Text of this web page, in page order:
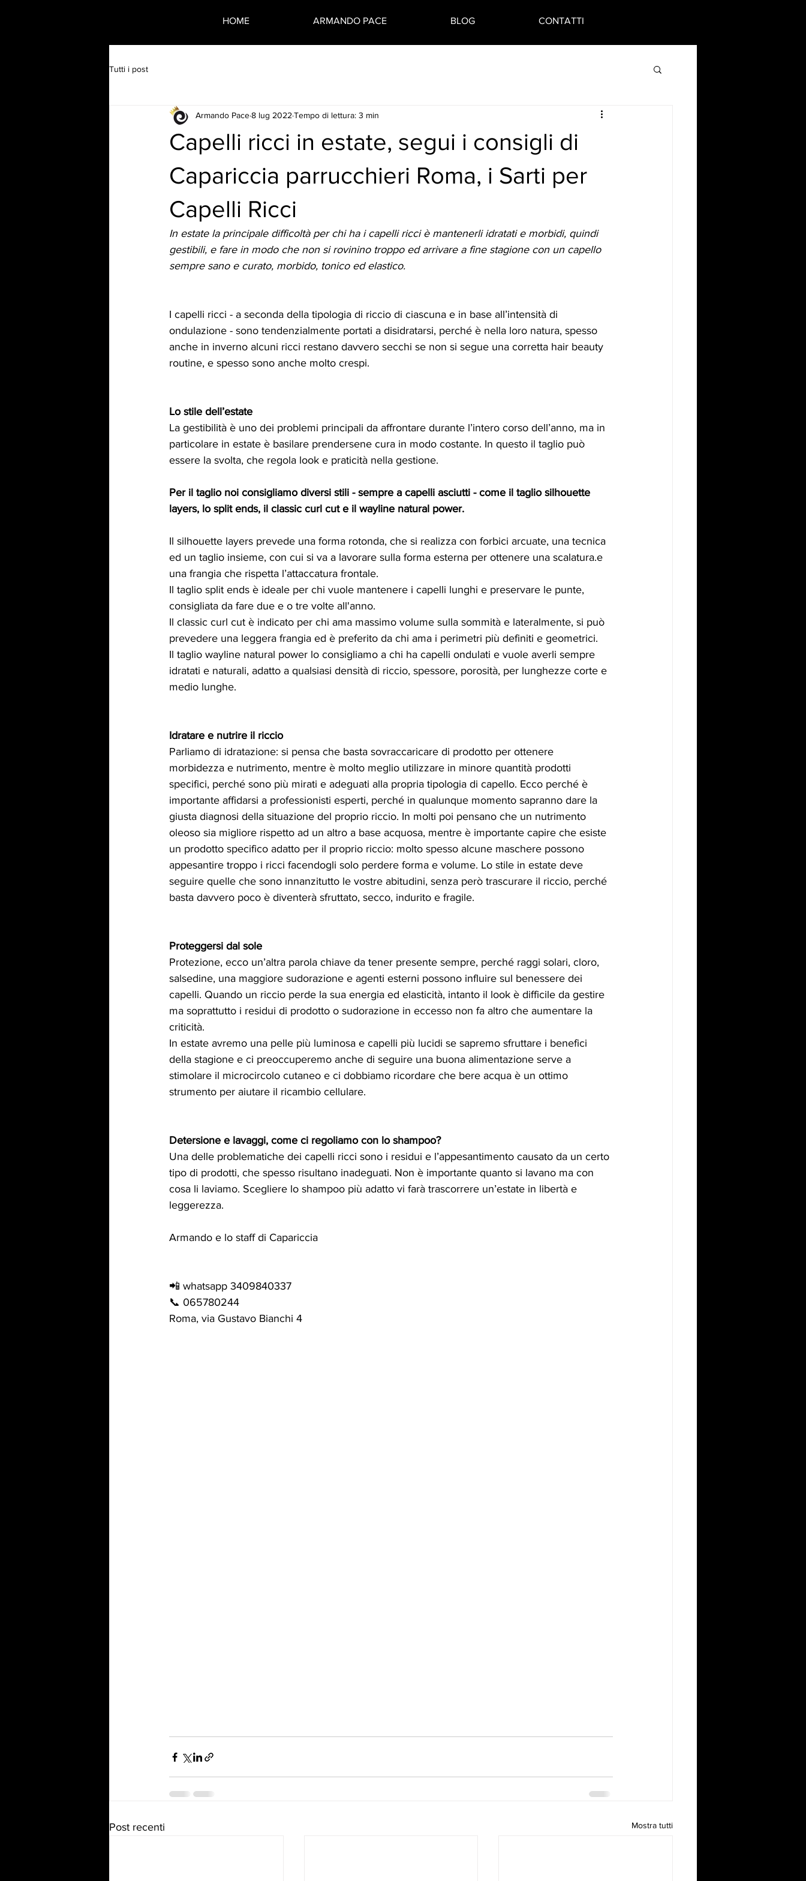
HOME ARMANDO PACE BLOG CONTATTI
Tutti i post
Capelli ricci in estate, segui i consigli di
Capariccia parrucchieri Roma, i Sarti per
Capelli Ricci
Armando Pace8 lug 2022 Tempo di lettura: 3 min
In estate la principale difficoltà per chi ha i capelli ricci è mantenerli idratati e morbidi, quindi
gestibili, e fare in modo che non si rovinino troppo ed arrivare a fine stagione con un capello
sempre sano e curato, morbido, tonico ed elastico.
I capelli ricci - a seconda della tipologia di riccio di ciascuna e in base all’intensità di
ondulazione - sono tendenzialmente portati a disidratarsi, perché è nella loro natura, spesso
anche in inverno alcuni ricci restano davvero secchi se non si segue una corretta hair beauty
routine, e spesso sono anche molto crespi.
Lo stile dell’estate
La gestibilità è uno dei problemi principali da affrontare durante l’intero corso dell’anno, ma in
particolare in estate è basilare prendersene cura in modo costante. In questo il taglio può
essere la svolta, che regola look e praticità nella gestione.
Per il taglio noi consigliamo diversi stili - sempre a capelli asciutti - come il taglio silhouette
layers, lo split ends, il classic curl cut e il wayline natural power.
Il silhouette layers prevede una forma rotonda, che si realizza con forbici arcuate, una tecnica
ed un taglio insieme, con cui si va a lavorare sulla forma esterna per ottenere una scalatura.e
una frangia che rispetta l’attaccatura frontale.
Il taglio split ends è ideale per chi vuole mantenere i capelli lunghi e preservare le punte,
consigliata da fare due e o tre volte all'anno.
Il classic curl cut è indicato per chi ama massimo volume sulla sommità e lateralmente, si può
prevedere una leggera frangia ed è preferito da chi ama i perimetri più definiti e geometrici.
Il taglio wayline natural power lo consigliamo a chi ha capelli ondulati e vuole averli sempre
idratati e naturali, adatto a qualsiasi densità di riccio, spessore, porosità, per lunghezze corte e
medio lunghe.
Idratare e nutrire il riccio
Parliamo di idratazione: si pensa che basta sovraccaricare di prodotto per ottenere
morbidezza e nutrimento, mentre è molto meglio utilizzare in minore quantità prodotti
specifici, perché sono più mirati e adeguati alla propria tipologia di capello. Ecco perché è
importante affidarsi a professionisti esperti, perché in qualunque momento sapranno dare la
giusta diagnosi della situazione del proprio riccio. In molti poi pensano che un nutrimento
oleoso sia migliore rispetto ad un altro a base acquosa, mentre è importante capire che esiste
un prodotto specifico adatto per il proprio riccio: molto spesso alcune maschere possono
appesantire troppo i ricci facendogli solo perdere forma e volume. Lo stile in estate deve
seguire quelle che sono innanzitutto le vostre abitudini, senza però trascurare il riccio, perché
basta davvero poco è diventerà sfruttato, secco, indurito e fragile.
Proteggersi dal sole
Protezione, ecco un’altra parola chiave da tener presente sempre, perché raggi solari, cloro,
salsedine, una maggiore sudorazione e agenti esterni possono influire sul benessere dei
capelli. Quando un riccio perde la sua energia ed elasticità, intanto il look è difficile da gestire
ma soprattutto i residui di prodotto o sudorazione in eccesso non fa altro che aumentare la
criticità.
In estate avremo una pelle più luminosa e capelli più lucidi se sapremo sfruttare i benefici
della stagione e ci preoccuperemo anche di seguire una buona alimentazione serve a
stimolare il microcircolo cutaneo e ci dobbiamo ricordare che bere acqua è un ottimo
strumento per aiutare il ricambio cellulare.
Detersione e lavaggi, come ci regoliamo con lo shampoo?
Una delle problematiche dei capelli ricci sono i residui e l’appesantimento causato da un certo
tipo di prodotti, che spesso risultano inadeguati. Non è importante quanto si lavano ma con
cosa li laviamo. Scegliere lo shampoo più adatto vi farà trascorrere un’estate in libertà e
leggerezza.
Armando e lo staff di Capariccia
📲 whatsapp 3409840337
📞 065780244
Roma, via Gustavo Bianchi 4
Post recenti Mostra tutti